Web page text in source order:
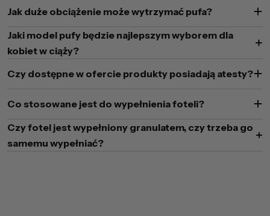
Jak duże obciążenie może wytrzymać pufa?
Jaki model pufy będzie najlepszym wyborem dla
kobiet w ciąży?
Czy dostępne w ofercie produkty posiadają atesty?
Co stosowane jest do wypełnienia foteli?
Czy fotel jest wypełniony granulatem, czy trzeba go
samemu wypełniać?